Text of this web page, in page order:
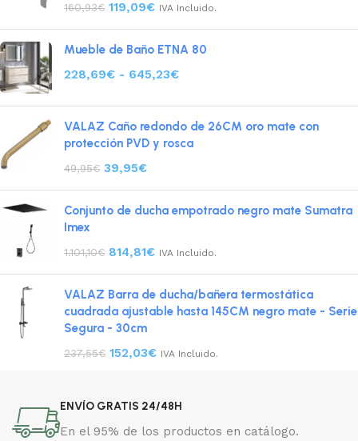
160,93€ 119,09€ IVA Incluido.
Mueble de Baño ETNA 80
228,69€ - 645,23€
VALAZ Caño redondo de 26CM oro mate con
protección PVD y rosca
49,95€ 39,95€
Conjunto de ducha empotrado negro mate Sumatra
Imex
1.101,10€ 814,81€ IVA Incluido.
VALAZ Barra de ducha/bañera termostática
cuadrada ajustable hasta 145CM negro mate - Serie
Segura - 30cm
237,55€ 152,03€ IVA Incluido.
ENVÍO GRATIS 24/48H
En el 95% de los productos en catálogo.